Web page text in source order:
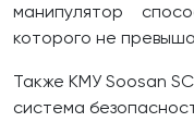
манипулятор
которого не
Также КМУ Soosan
система